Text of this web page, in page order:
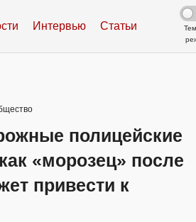
Интервью Статьи
полицейские
«морозец» после
привести к